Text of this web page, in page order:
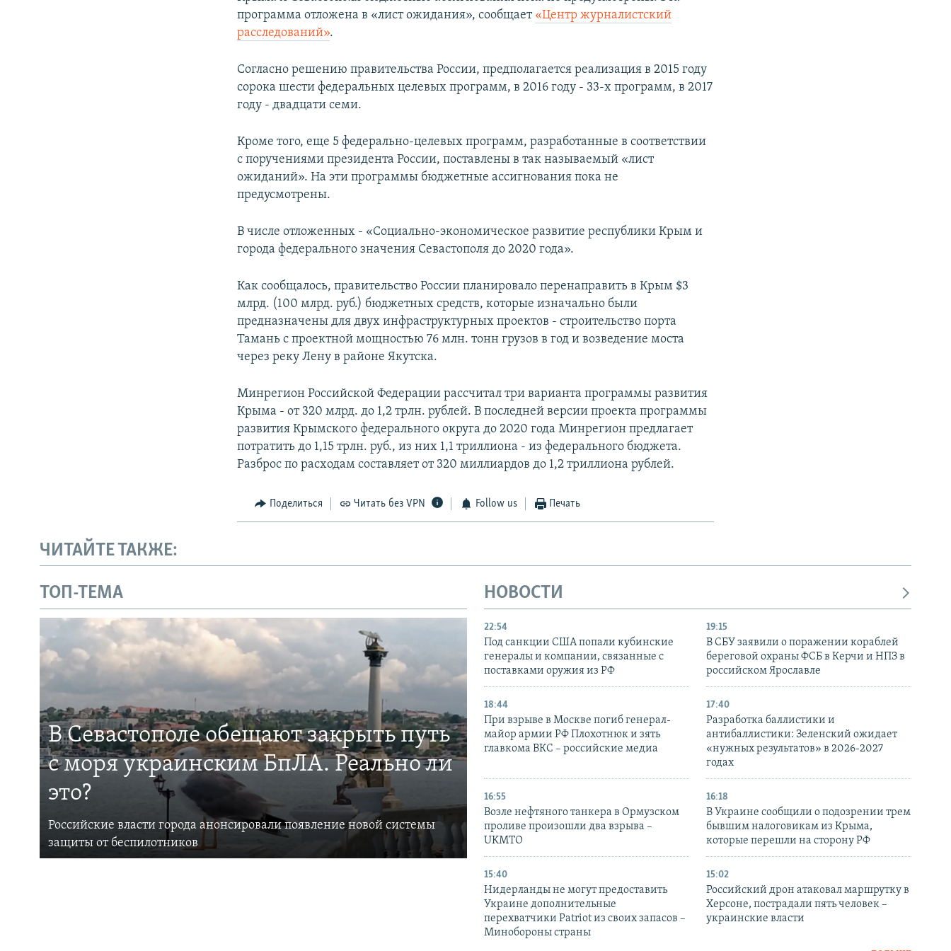
программа отложена в «лист ожидания», сообщает «Центр журналистский
расследований».
Согласно решению правительства России, предполагается реализация в 2015 году
сорока шести федеральных целевых программ, в 2016 году - 33-х программ, в 2017
году - двадцати семи.
Кроме того, еще 5 федерально-целевых программ, разработанные в соответствии
с поручениями президента России, поставлены в так называемый «лист
ожиданий». На эти программы бюджетные ассигнования пока не
предусмотрены.
В числе отложенных - «Социально-экономическое развитие республики Крым и
города федерального значения Севастополя до 2020 года».
Как сообщалось, правительство России планировало перенаправить в Крым $3
млрд. (100 млрд. руб.) бюджетных средств, которые изначально были
предназначены для двух инфраструктурных проектов - строительство порта
Тамань с проектной мощностью 76 млн. тонн грузов в год и возведение моста
через реку Лену в районе Якутска.
Минрегион Российской Федерации рассчитал три варианта программы развития
Крыма - от 320 млрд. до 1,2 трлн. рублей. В последней версии проекта программы
развития Крымского федерального округа до 2020 года Минрегион предлагает
потратить до 1,15 трлн. руб., из них 1,1 триллиона - из федерального бюджета.
Разброс по расходам составляет от 320 миллиардов до 1,2 триллиона рублей.
Поделиться Читать без VPN Follow us Печать
ЧИТАЙТЕ ТАКЖЕ:
ТОП-ТЕМА
В Севастополе обещают закрыть путь
с моря украинским БпЛА. Реально ли
это?
Российские власти города анонсировали появление новой системы
защиты от беспилотников
НОВОСТИ
22:54
Под санкции США попали кубинские
генералы и компании, связанные с
поставками оружия из РФ
19:15
В СБУ заявили о поражении кораблей
береговой охраны ФСБ в Керчи и НПЗ в
российском Ярославле
18:44
При взрыве в Москве погиб генерал-
майор армии РФ Плохотнюк и зять
главкома ВКС – российские медиа
17:40
Разработка баллистики и
антибаллистики: Зеленский ожидает
«нужных результатов» в 2026-2027
годах
16:55
Возле нефтяного танкера в Ормузском
проливе произошли два взрыва –
UKMTO
16:18
В Украине сообщили о подозрении трем
бывшим налоговикам из Крыма,
которые перешли на сторону РФ
15:40
Нидерланды не могут предоставить
Украине дополнительные
перехватчики Patriot из своих запасов –
Минобороны страны
15:02
Российский дрон атаковал маршрутку в
Херсоне, пострадали пять человек –
украинские власти